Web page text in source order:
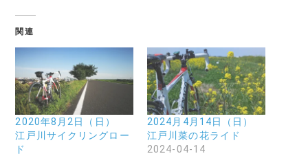
関連
2020年8月2日（日）
江戸川サイクリングロー
ド
2024月4月14日（日）
江戸川菜の花ライド
2024-04-14